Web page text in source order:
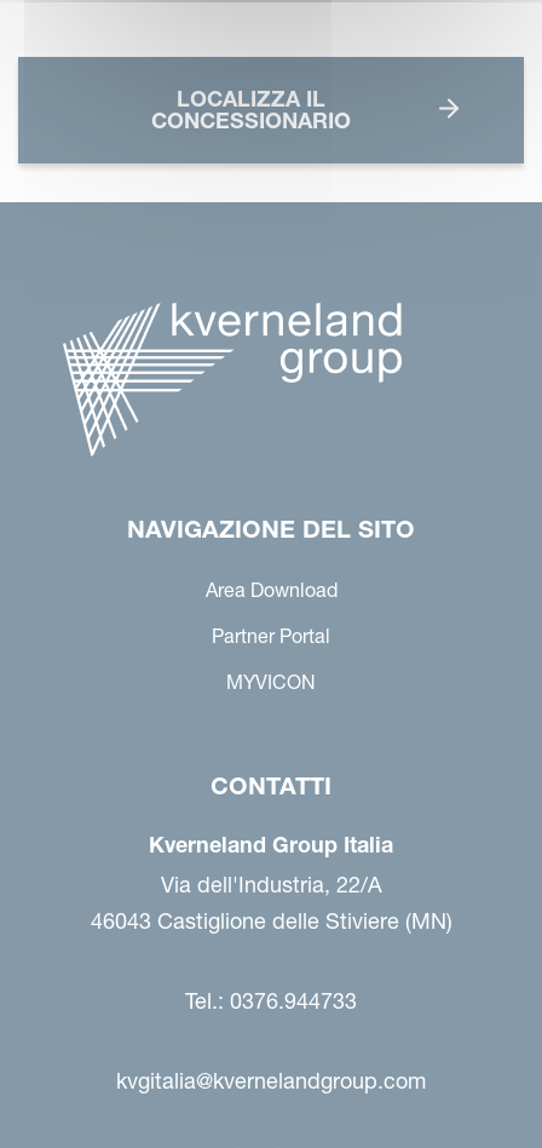
LOCALIZZA IL
CONCESSIONARIO
NAVIGAZIONE DEL SITO
Area Download
Partner Portal
MYVICON
CONTATTI
Kverneland Group Italia
Via dell'Industria, 22/A
46043 Castiglione delle Stiviere (MN)
Tel.: 0376.944733
kvgitalia@kvernelandgroup.com